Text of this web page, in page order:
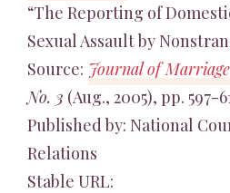
“The Reporting of
Sexual Assault by
Source: Journal of
No. 3 (Aug., 2005), pp. 597-
Published by: National
Relations
Stable URL: